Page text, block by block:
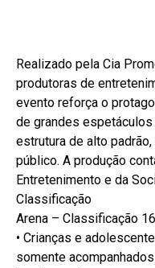
Realizado pela Cia
produtoras de
evento reforça o
de grandes
estrutura de alto
público. A produção
Entretenimento e da
Classificação
Arena – Classificação
• Crianças e
somente